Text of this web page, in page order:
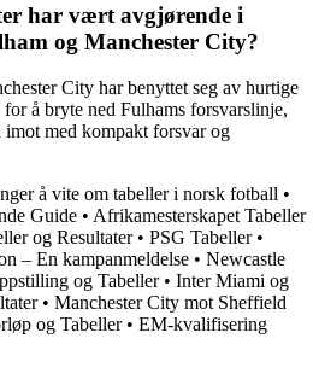
har vært avgjørende i
og Manchester City?
City har benyttet seg av hurtige
å bryte ned Fulhams forsvarslinje,
imot med kompakt forsvar og
å vite om tabeller i norsk fotball •
Guide • Afrikamesterskapet Tabeller
og Resultater• PSG Tabeller•
– En kampanmeldelse • Newcastle
og Tabeller• Inter Miami og
• Manchester City mot Sheffield
og Tabeller• EM-kvalifisering